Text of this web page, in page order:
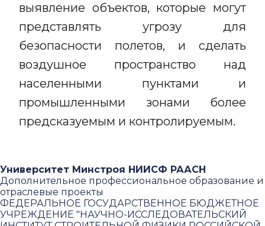
выявление объектов, которые могут
представлять угрозу для
безопасности полетов, и сделать
воздушное пространство над
населенными пунктами и
промышленными зонами более
предсказуемым и контролируемым.
Университет Минстроя НИИСФ РААСН
Дополнительное профессиональное образование и
отраслевые проекты
ФЕДЕРАЛЬНОЕ ГОСУДАРСТВЕННОЕ БЮДЖЕТНОЕ
УЧРЕЖДЕНИЕ "НАУЧНО-ИССЛЕДОВАТЕЛЬСКИЙ